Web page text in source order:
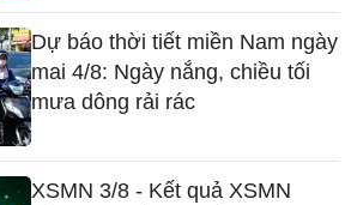
Dự báo thời tiết miền Nam ngày
mai 4/8: Ngày nắng, chiều tối
mưa dông rải rác
XSMN 3/8 - Kết quả XSMN